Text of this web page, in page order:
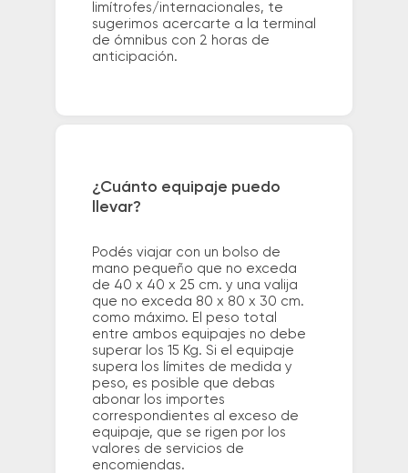
limítrofes/internacionales, te
sugerimos acercarte a la terminal
de ómnibus con 2 horas de
anticipación.
¿Cuánto equipaje puedo
llevar?
Podés viajar con un bolso de
mano pequeño que no exceda
de 40 x 40 x 25 cm. y una valija
que no exceda 80 x 80 x 30 cm.
como máximo. El peso total
entre ambos equipajes no debe
superar los 15 Kg. Si el equipaje
supera los límites de medida y
peso, es posible que debas
abonar los importes
correspondientes al exceso de
equipaje, que se rigen por los
valores de servicios de
encomiendas.